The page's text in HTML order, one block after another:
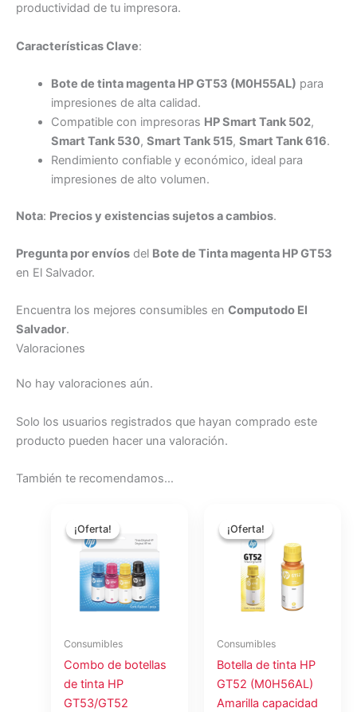
productividad de tu impresora.
Características Clave:
Bote de tinta magenta HP GT53 (M0H55AL) para
impresiones de alta calidad.
Compatible con impresoras HP Smart Tank 502,
Smart Tank 530, Smart Tank 515, Smart Tank 616.
Rendimiento confiable y económico, ideal para
impresiones de alto volumen.
Nota: Precios y existencias sujetos a cambios.
Pregunta por envíos del Bote de Tinta magenta HP GT53
en El Salvador.
Encuentra los mejores consumibles en Computodo El
Salvador.
Valoraciones
No hay valoraciones aún.
Solo los usuarios registrados que hayan comprado este
producto pueden hacer una valoración.
También te recomendamos…
¡Oferta!
¡Oferta!
Consumibles
Combo de botellas
de tinta HP
GT53/GT52
precio
original
$52.69.
actual
$47.09.
¡Oferta!
¡Oferta!
Consumibles
Botella de tinta HP
GT52 (M0H56AL)
Amarilla capacidad
precio
original
era:
$15.75.
es:
$14.00.